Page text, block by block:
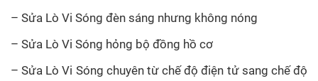
– Sửa Lò Vi Sóng đèn sáng nhưng không nóng
– Sửa Lò Vi Sóng hỏng bộ đồng hồ cơ
– Sửa Lò Vi Sóng chuyên từ chế độ điện tử sang chế độ